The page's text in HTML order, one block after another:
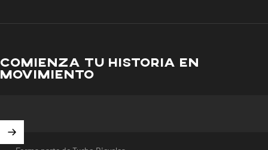
COMIENZA TU HISTORIA EN
MOVIMIENTO